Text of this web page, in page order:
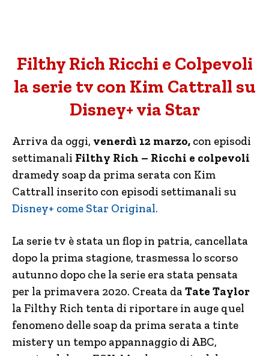
Filthy Rich Ricchi e Colpevoli
la serie tv con Kim Cattrall su
Disney+ via Star
Arriva da oggi, venerdì 12 marzo, con episodi
settimanali Filthy Rich – Ricchi e colpevoli
dramedy soap da prima serata con Kim
Cattrall inserito con episodi settimanali su
Disney+ come Star Original.
La serie tv è stata un flop in patria, cancellata
dopo la prima stagione, trasmessa lo scorso
autunno dopo che la serie era stata pensata
per la primavera 2020. Creata daTate Taylor
la Filthy Rich tenta di riportare in auge quel
fenomeno delle soap da prima serata a tinte
mistery un tempo appannaggio di ABC,